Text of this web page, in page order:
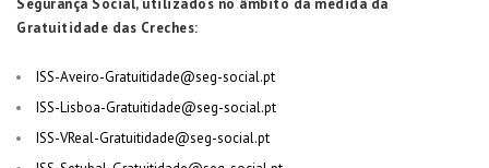
Segurança Social, utilizados no âmbito da medida da
Gratuitidade das Creches:
ISS-Aveiro-Gratuitidade@seg-social.pt
ISS-Lisboa-Gratuitidade@seg-social.pt
ISS-VReal-Gratuitidade@seg-social.pt